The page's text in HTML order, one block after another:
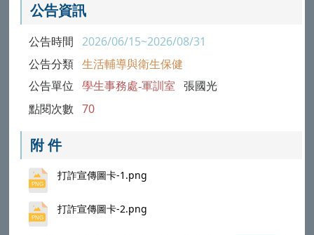
公告資訊
公告時間 2026/06/15~2026/08/31
公告分類 生活輔導與衛生保健
公告單位 學生事務處-軍訓室 張國光
點閱次數 70
附 件
打詐宣傳圖卡-1.png
打詐宣傳圖卡-2.png